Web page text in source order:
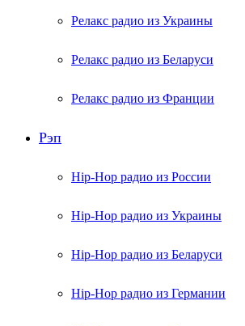
Релакс радио из Украины
Релакс радио из Беларуси
Релакс радио из Франции
Рэп
Hip-Hop радио из России
Hip-Hop радио из Украины
Hip-Hop радио из Беларуси
Hip-Hop радио из Германии